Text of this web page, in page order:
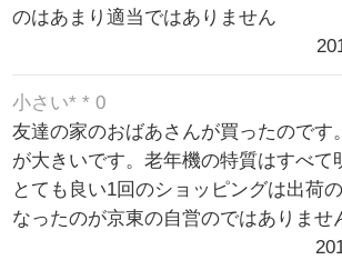
のはあまり適当ではありません
小さい* * 0
友達の家のおばあさんが買ったのです
が大きいです。老年機の特質はすべて
とても良い1回のショッピングは出荷
なったのが京東の自営のではありませ